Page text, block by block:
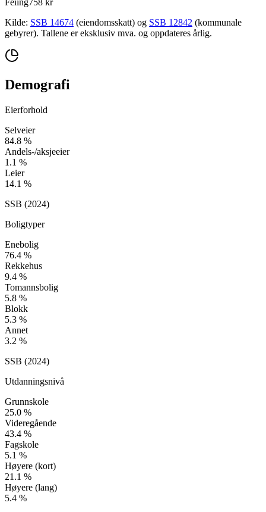
Feiing758 kr
Kilde: SSB 14674 (eiendomsskatt) og SSB 12842 (kommunale
gebyrer). Tallene er eksklusiv mva. og oppdateres årlig.
Demografi
Eierforhold
Selveier
84.8 %
Andels-/aksjeeier
1.1 %
Leier
14.1 %
SSB (2024)
Boligtyper
Enebolig
76.4 %
Rekkehus
9.4 %
Tomannsbolig
5.8 %
Blokk
5.3 %
Annet
3.2 %
SSB (2024)
Utdanningsnivå
Grunnskole
25.0 %
Videregående
43.4 %
Fagskole
5.1 %
Høyere (kort)
21.1 %
Høyere (lang)
5.4 %